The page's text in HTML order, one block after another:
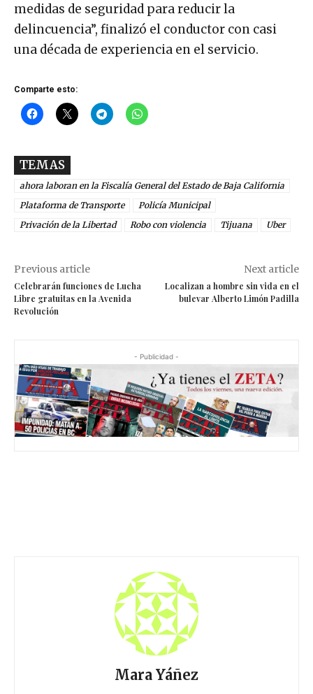
medidas de seguridad para reducir la
delincuencia”, finalizó el conductor con casi
una década de experiencia en el servicio.
Comparte esto:
TEMAS
ahora laboran en la Fiscalía General del Estado de Baja California
Plataforma de Transporte
Policía Municipal
Privación de la Libertad
Robo con violencia Tijuana Uber
Previous article
Celebrarán funciones de Lucha
Libre gratuitas en la Avenida
Revolución
Next article
Localizan a hombre sin vida en el
bulevar Alberto Limón Padilla
- Publicidad -
Mara Yáñez